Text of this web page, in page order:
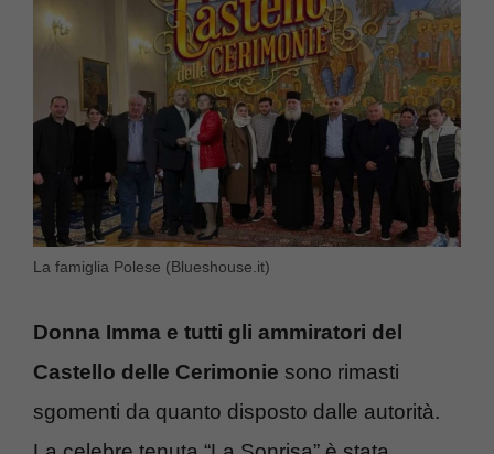
La famiglia Polese (Blueshouse.it)
Donna Imma e tutti gli ammiratori del
Castello delle Cerimonie sono rimasti
sgomenti da quanto disposto dalle autorità.